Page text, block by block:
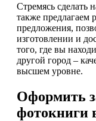
Стремясь сделать
также предлагаем
предложения,
изготовлении и
того, где вы
другой город –
высшем уровне.
Оформить
фотокниги